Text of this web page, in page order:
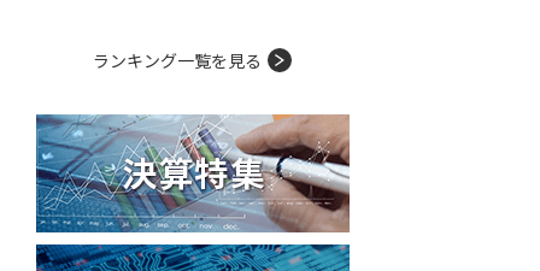
ランキング一覧を見る